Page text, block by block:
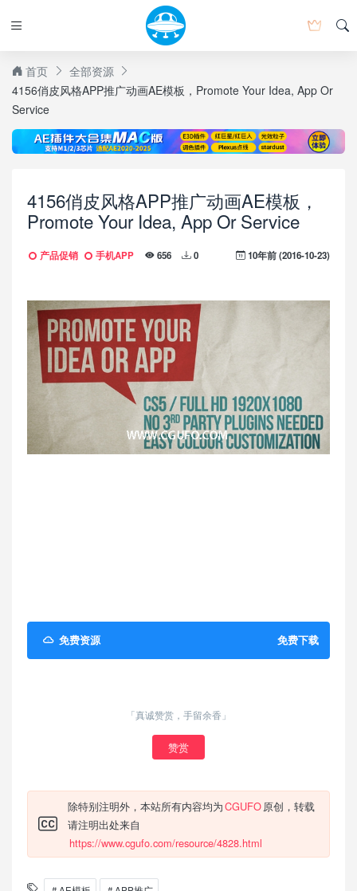
首页
全部资源
4156俏皮风格APP推广动画AE模板，Promote Your Idea, App Or
Service
4156俏皮风格APP推广动画AE模板，
Promote Your Idea, App Or Service
产品促销 手机APP 656 0 10年前 (2016-10-23)
免费资源 免费下载
「真诚赞赏，手留余香」
赞赏
除特别注明外，本站所有内容均为CGUFO 原创，转载
请注明出处来自
https://www.cgufo.com/resource/4828.html